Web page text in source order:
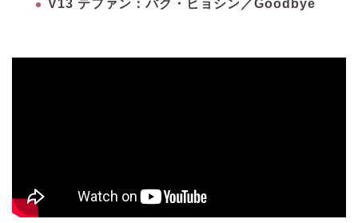
V13 テファン：パク・ヒョシン／Goodbye